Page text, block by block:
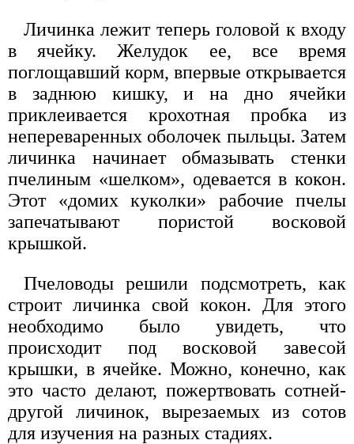
Личинка лежит теперь головой к входу
в ячейку. Желудок ее, все время
поглощавший корм, впервые открывается
в заднюю кишку, и на дно ячейки
приклеивается крохотная пробка из
непереваренных оболочек пыльцы. Затем
личинка начинает обмазывать стенки
пчелиным «шелком», одевается в кокон.
Этот «домих куколки» рабочие пчелы
запечатывают пористой восковой
крышкой.
Пчеловоды решили подсмотреть, как
строит личинка свой кокон. Для этого
необходимо было увидеть, что
происходит под восковой завесой
крышки, в ячейке. Можно, конечно, как
это часто делают, пожертвовать сотней-
другой личинок, вырезаемых из сотов
для изучения на разных стадиях.